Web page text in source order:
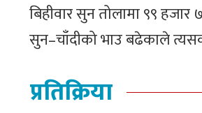
बिहीवार सुन तोलामा ९९ हजार
सुन–चाँदीको भाउ बढेकाले
प्रतिक्रिया